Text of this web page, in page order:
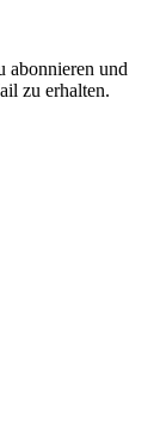
abonnieren und
zu erhalten.